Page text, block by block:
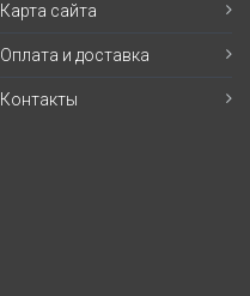
Карта сайта
Оплата и доставка
Контакты